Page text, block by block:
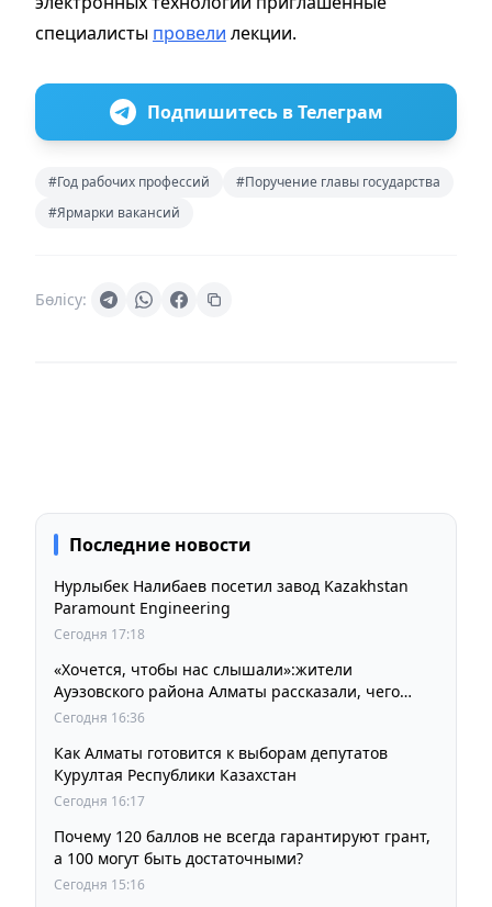
специалисты провели лекции.
Подпишитесь в Телеграм
#Год рабочих профессий
#Поручение главы государства
#Ярмарки вакансий
Бөлісу:
Последние новости
Нурлыбек Налибаев посетил завод Kazakhstan
Paramount Engineering
Сегодня 17:18
«Хочется, чтобы нас слышали»:жители
Ауэзовского района Алматы рассказали, чего
ждут от выборов депутатов Курултая
Сегодня 16:36
Как Алматы готовится к выборам депутатов
Курултая Республики Казахстан
Сегодня 16:17
Почему 120 баллов не всегда гарантируют грант,
а 100 могут быть достаточными?
Сегодня 15:16